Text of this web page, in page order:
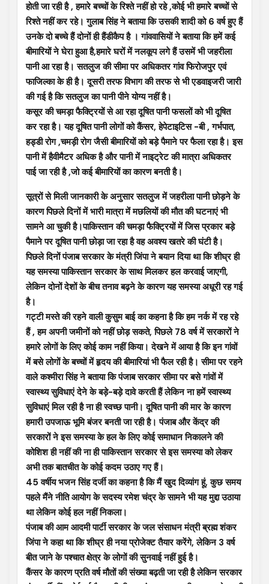
होती जा रही है , हमारे बच्चों के रिश्ते नहीं हो रहे ,कोई भी हमारे बच्चों से
रिश्ते नहीं कर रहे। गुलाब सिंह ने बताया कि उसकी शादी को 6 वर्ष हुए हैं
उनके दो बच्चे हैं दोनों ही हैंडीकैप है । गांववासियों ने बताया कि हमें कई
बीमारियों ने घेरा हुआ है,हमारे घरों में नलकूप लगे हैं उसमें भी जहरीला
पानी आ रहा है। सतलुज की सीमा पर अधिकतर गांव फिरोजपुर एवं
फाजिल्का के ही है। दूसरी तरफ विभाग की तरफ से भी एडवाइजरी जारी
की गई है कि सतलुज का पानी पीने योग्य नहीं है।
कसूर की चमड़ा फैक्ट्रियों से आ रहा दूषित पानी फसलों को भी दूषित
कर रहा है। यह दूषित पानी लोगों को कैंसर, हेपेटाइटिस -बी , गर्भपात,
हड्डी रोग ,चमड़ी रोग जैसी बीमारियों को बड़े पैमाने पर फैला रहा है। इस
पानी में हैवीमैटर अधिक है और पानी में नाइट्रेट की मात्रा अधिकतर
पाई जा रही है ,जो कई बीमारियों का कारण बनती है।
सूत्रों से मिली जानकारी के अनुसार सतलुज में जहरीला पानी छोड़ने के
कारण पिछले दिनों में भारी मात्रा में मछलियों की मौत की घटनाएं भी
सामने आ चुकी है।पाकिस्तान की चमड़ा फैक्ट्रियों में जिस प्रकार बड़े
पैमाने पर दूषित पानी छोड़ा जा रहा है वह अवश्य खतरे की घंटी है।
पिछले दिनों पंजाब सरकार के मंत्री जिंपा ने बयान दिया था कि शीघ्र ही
यह समस्या पाकिस्तान सरकार के साथ मिलकर हल करवाई जाएगी,
लेकिन दोनों देशों के बीच तनाव बढ़ने के कारण यह समस्या अधूरी रह गई
है।
गट्टी मस्ते की रहने वाली कुसुम बाई का कहना है कि हम नर्क में रह रहे
हैं , हम अपनी जमीनों को नहीं छोड़ सकते, पिछले 78 वर्ष में सरकारों ने
हमारे लोगों के लिए कोई काम नहीं किया। देखने में आया है कि इन गांवों
में बसे लोगों के बच्चों में हृदय की बीमारियां भी फैल रही है। सीमा पर रहने
वाले कश्मीरा सिंह ने बताया कि पंजाब सरकार सीमा पर बसे गांवों में
स्वास्थ्य सुविधाएं देने के बड़े-बड़े दावे करती हैं लेकिन ना हमें स्वास्थ्य
सुविधाएं मिल रही है ना ही स्वच्छ पानी। दूषित पानी की मार के कारण
हमारी उपजाऊ भूमि बंजर बनती जा रही है। पंजाब और केंद्र की
सरकारों ने इस समस्या के हल के लिए कोई समाधान निकालने की
कोशिश ही नहीं की ना ही पाकिस्तान सरकार से इस समस्या को लेकर
अभी तक बातचीत के कोई कदम उठाए गए हैं।
45 वर्षीय भजन सिंह दर्जी का कहना है कि मैं खुद दिव्यांग हूं, कुछ समय
पहले मैंने नीति आयोग के सदस्य रमेश चंद्र के सामने भी यह मुद्दा उठाया
था लेकिन कोई हल नहीं निकला।
पंजाब की आम आदमी पार्टी सरकार के जल संसाधन मंत्री ब्रह्म शंकर
जिंपा ने कहा था कि शीघ्र ही नया प्रोजेक्ट तैयार करेंगे, लेकिन 3 वर्ष
बीत जाने के पश्चात क्षेत्र के लोगों की सुनवाई नहीं हुई है।
कैंसर के कारण प्रति वर्ष मौतों की संख्या बढ़ती जा रही है लेकिन सरकार